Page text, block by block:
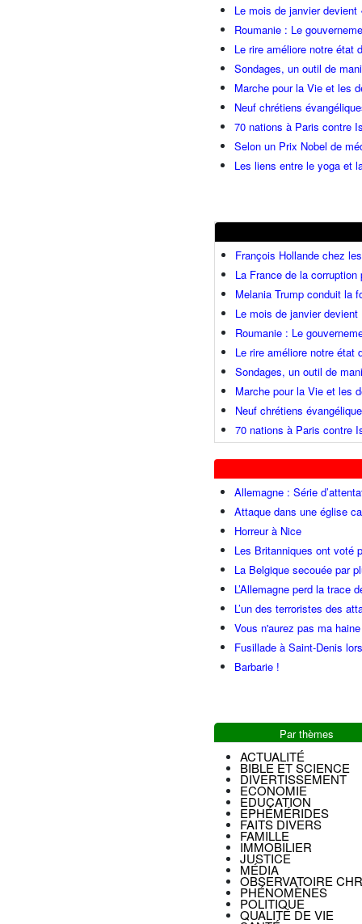
Le mois de janvier
Roumanie : Le
Le rire améliore notre état
Sondages, un outil de
Marche pour la Vie et les
Neuf chrétiens
70 nations à Paris contre
Selon un Prix Nobel de
Les liens entre le yoga et
François Hollande chez
La France de la
Melania Trump conduit la
Le mois de janvier
Roumanie : Le
Le rire améliore notre état
Sondages, un outil de
Marche pour la Vie et les
Neuf chrétiens
70 nations à Paris contre
Allemagne : Série
Attaque dans une église
Horreur à Nice
Les Britanniques ont voté
La Belgique secouée par
L’Allemagne perd la trace
L’un des terroristes des
Vous n'aurez pas ma haine
Fusillade à Saint-Denis
Barbarie !
Par thèmes
ACTUALITÉ
BIBLE ET SCIENCE
DIVERTISSEMENT
ECONOMIE
EDUCATION
EPHÉMÉRIDES
FAITS DIVERS
FAMILLE
IMMOBILIER
JUSTICE
MÉDIA
OBSERVATOIRE
PHÉNOMÈNES
POLITIQUE
QUALITÉ DE VIE